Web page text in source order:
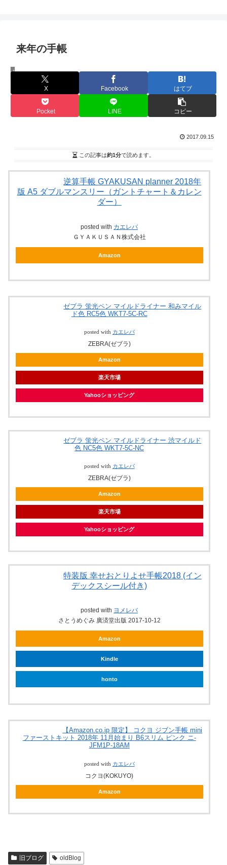
来年の手帳
旧ブログ
X Facebook はてブ
Pocket LINE コピー
2017.09.15
この記事は約1分で読めます。
逆算手帳 GYAKUSAN planner 2018年
版 A5 ダブルマンスリー（ガントチャート＆カレン
ダー）
posted with カエレバ
ＧＹＡＫＵＳＡＮ株式会社
Amazon
ゼブラ 蛍光ペン マイルドライナー 和みマイル
ド色 RC5色 WKT7-5C-RC
posted with カエレバ
ZEBRA(ゼブラ)
Amazon
楽天市場
Yahooショッピング
ゼブラ 蛍光ペン マイルドライナー 渋マイルド
色 NC5色 WKT7-5C-NC
posted with カエレバ
ZEBRA(ゼブラ)
Amazon
楽天市場
Yahooショッピング
特装版 幸せおとりよせ手帳2018 (イン
デックスシール付き)
posted with ヨメレバ
さとうめぐみ 廣済堂出版 2017-10-12
Amazon
Kindle
honto
【Amazon.co.jp 限定】 コクヨ ジブン手帳 mini
ファーストキット 2018年 11月始まり B6スリム ピンク ニ-
JFM1P-18AM
posted with カエレバ
コクヨ(KOKUYO)
Amazon
旧ブログ oldBlog